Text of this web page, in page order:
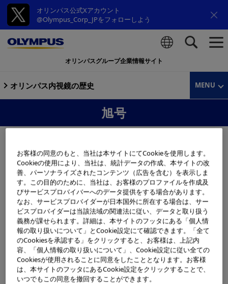
オリンパス公式Xアカウント
@Olympus_Corp_JPをフォローしよう
オリンパスグループ企業情報サイト
オリンパス内視鏡の歴史 MENU
旭号
お客様の同意のもと、当社は本サイトにてCookieを使用します。
Cookieの使用により、当社は、統計データの作成、本サイトの改
善、パーソナライズされたコンテンツ（広告を含む）を表示しま
す。この目的のために、当社は、お客様のプロファイルを作成及
びサービスプロバイバーへのデータ提供をする場合があります。
なお、サービスプロバイダーが日本国外に所在する場合は、サー
ビスプロバイダーは当該法域の関連法に従い、データと取り扱う
義務が課せられます。詳細は、本サイトのフッタにある「個人情
報の取り扱いについて」とCookie設定にて確認できます。「全て
のCookiesを承認する」をクリックすると、お客様は、上記内
容、「個人情報の取り扱いについて」、Cookie設定に従い全ての
Cookiesが使用されることに同意をしたこととなります。お客様
は、本サイトのフッタにあるCookie設定をクリックすることで、
いつでもこの同意を撤回することができます。